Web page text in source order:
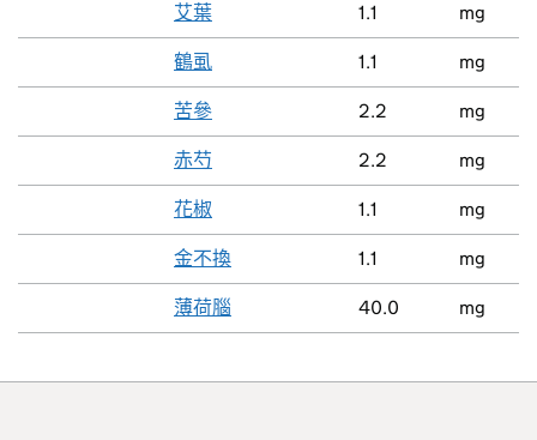
艾葉 1.1 mg
鶴虱 1.1 mg
苦參 2.2 mg
赤芍 2.2 mg
花椒 1.1 mg
金不換 1.1 mg
薄荷腦 40.0 mg